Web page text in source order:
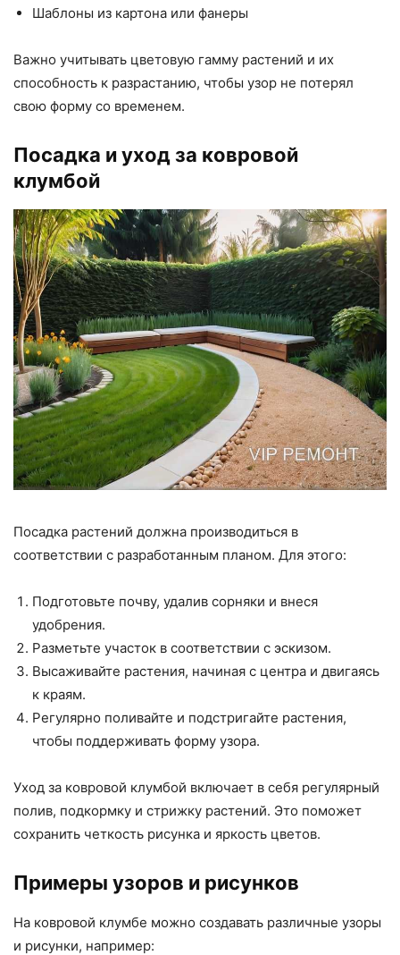
Шаблоны из картона или фанеры
Важно учитывать цветовую гамму растений и их
способность к разрастанию, чтобы узор не потерял
свою форму со временем.
Посадка и уход за ковровой
клумбой
Посадка растений должна производиться в
соответствии с разработанным планом. Для этого:
Подготовьте почву, удалив сорняки и внеся
удобрения.
Разметьте участок в соответствии с эскизом.
Высаживайте растения, начиная с центра и двигаясь
к краям.
Регулярно поливайте и подстригайте растения,
чтобы поддерживать форму узора.
Уход за ковровой клумбой включает в себя регулярный
полив, подкормку и стрижку растений. Это поможет
сохранить четкость рисунка и яркость цветов.
Примеры узоров и рисунков
На ковровой клумбе можно создавать различные узоры
и рисунки, например: